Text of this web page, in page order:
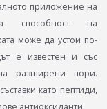
приложение на
способност на
може да устои по-
е известен и със
разширени пори.
като пептиди,
антиоксиданти.